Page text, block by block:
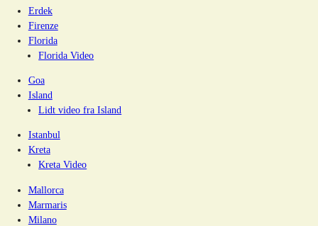
Erdek
Firenze
Florida
Florida Video
Goa
Island
Lidt video fra Island
Istanbul
Kreta
Kreta Video
Mallorca
Marmaris
Milano